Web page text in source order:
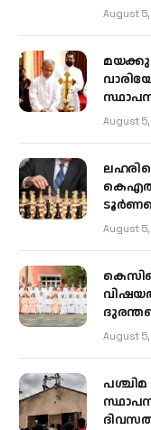
August
August
August
August